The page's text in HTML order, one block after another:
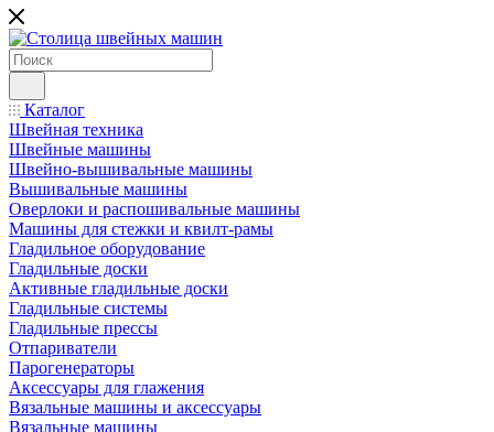
Каталог
Швейная техника
Швейные машины
Швейно-вышивальные машины
Вышивальные машины
Оверлоки и распошивальные машины
Машины для стежки и квилт-рамы
Гладильное оборудование
Гладильные доски
Активные гладильные доски
Гладильные системы
Гладильные прессы
Отпариватели
Парогенераторы
Аксессуары для глажения
Вязальные машины и аксессуары
Вязальные машины